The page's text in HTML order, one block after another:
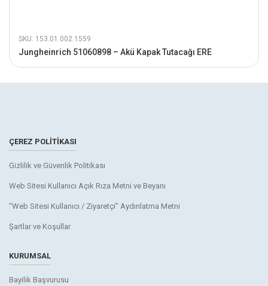
SKU: 153.01.002.1559
Jungheinrich 51060898 – Akü Kapak Tutacağı ERE
ÇEREZ POLITIKASI
Gizlilik ve Güvenlik Politikası
Web Sitesi Kullanıcı Açık Rıza Metni ve Beyanı
“Web Sitesi Kullanıcı / Ziyaretçi” Aydınlatma Metni
Şartlar ve Koşullar
KURUMSAL
Bayilik Başvurusu